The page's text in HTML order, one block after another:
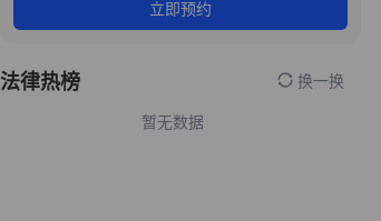
立即预约
法律热榜 换一换
暂无数据